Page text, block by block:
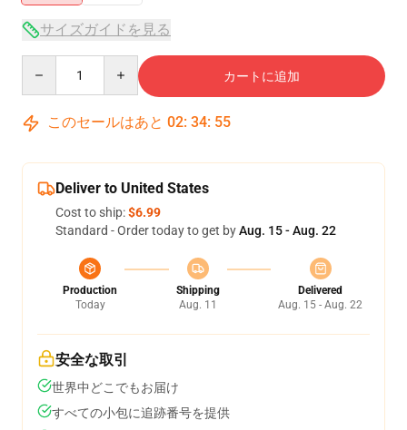
サイズガイドを見る
カートに追加
このセールはあと 02: 34: 54
Deliver to United States
Cost to ship:$6.99
Standard - Order today to get byAug. 15 - Aug. 22
Production
Today
Shipping
Aug. 11
Delivered
Aug. 15 - Aug. 22
安全な取引
世界中どこでもお届け
すべての小包に追跡番号を提供